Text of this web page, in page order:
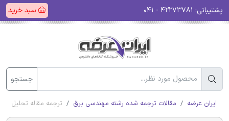
پشتیبانی: سبد خرید
جستجو
ایران عرضه مقالات ترجمه شده رشته مهندسی برق ترجمه مقاله تحلیل